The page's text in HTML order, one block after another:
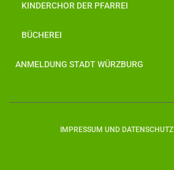
KINDERCHOR DER PFARREI
BÜCHEREI
ANMELDUNG STADT WÜRZBURG
IMPRESSUM UND DATENSCHUTZ